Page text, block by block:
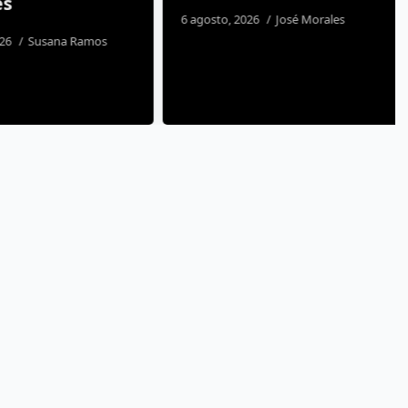
Susana Ramos
6 agosto, 2026 José Morales